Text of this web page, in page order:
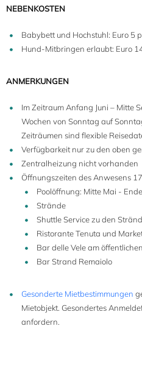
NEBENKOSTEN
Babybett und Hochstuhl: Euro 5
Hund-Mitbringen erlaubt: Euro
ANMERKUNGEN
Im Zeitraum Anfang Juni – Mitte
Wochen von Sonntag auf
Zeiträumen sind flexible
Verfügbarkeit nur zu den oben
Zentralheizung nicht vorhanden
Öffnungszeiten des Anwesens
Poolöffnung: Mitte Mai -
Strände
Shuttle Service zu den
Ristorante Tenuta und
Bar delle Vele am
Bar Strand Remaiolo
Gesonderte Mietbestimmungen
Mietobjekt. Gesondertes
anfordern.